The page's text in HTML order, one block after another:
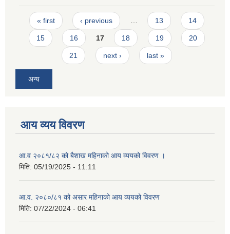
Pages
« first ‹ previous 13 14
15 16 17 18 19 20
21 next › last »
अन्य
आय व्यय विवरण
आ.व २०८१/८२ को बैशाख महिनाको आय व्ययको विवरण ।
मिति: 05/19/2025 - 11:11
आ.व. २०८०/८१ को असार महिनाको आय व्ययको विवरण
मिति: 07/22/2024 - 06:41